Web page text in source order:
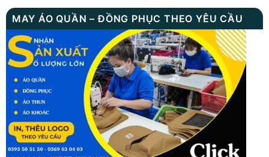
MAY ÁO QUẦN – ĐỒNG PHỤC THEO YÊU CẦU